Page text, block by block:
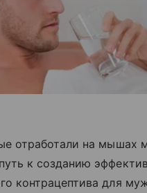
отработали на мышах
к созданию
контрацептива для